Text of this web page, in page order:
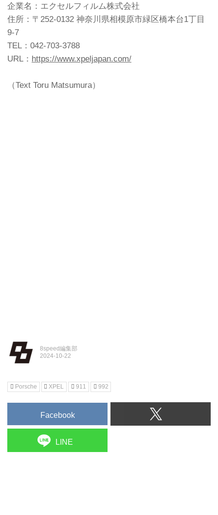
企業名：エクセルフィルム株式会社
住所：〒252-0132 神奈川県相模原市緑区橋本台1丁目
9-7
TEL：042-703-3788
URL： https://www.xpeljapan.com/
（Text Toru Matsumura）
8speed編集部
Porsche XPEL 911 992
Facebook
LINE